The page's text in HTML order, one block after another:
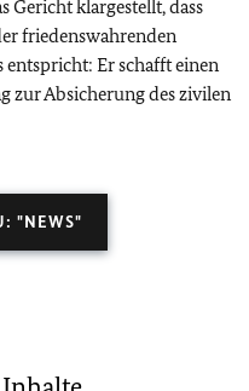
Gericht klargestellt, dass
friedenswahrenden
entspricht: Er schafft einen
zur Absicherung des zivilen
"NEWS"